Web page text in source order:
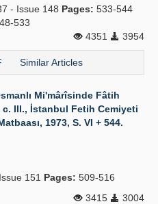
- Issue 148 Pages: 533-544
533
4351
3954
Similar Articles
Mi'mârîsinde Fâtih
III., İstanbul Fetih Cemiyeti
1973, S. VI + 544.
151 Pages: 509-516
3415
3004